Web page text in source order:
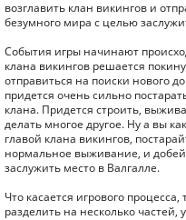
возглавить клан викингов и
безумного мира с целью
События игры начинают
клана викингов решается
отправиться на поиски нового
придется очень сильно
клана. Придется строить,
делать многое другое. Ну а вы
главой клана викингов,
нормальное выживание, и
заслужить место в Валгалле.
Что касается игрового
разделить на несколько